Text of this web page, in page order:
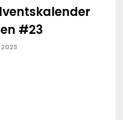
#23